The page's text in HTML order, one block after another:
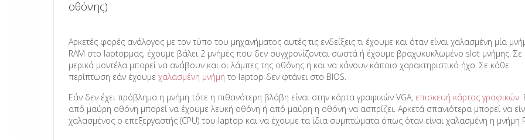
οθόνης)
Αρκετές φορές ανάλογος με τον τύπο του μηχανήματος αυτές τις ενδείξεις τι έχουμε και όταν είναι χαλασμένη μία
RAM στο laptopμας, έχουμε βάλει 2 μνήμες που δεν συγχρονίζονται σωστά ή έχουμε βραχυκυκλωμένο slot μνήμης. Σε
μερικά μοντέλα μπορεί να ανάβουν και οι λάμπες της οθόνης ή και να κάνουν κάποιο χαρακτηριστικό ήχο. Σε κάθε
περίπτωση εάν έχουμε χαλασμένη μνήμη το laptop δεν φτάνει στο BIOS.
Εάν δεν έχει πρόβλημα η μνήμη τότε η πιθανότερη βλάβη είναι στην κάρτα γραφικών VGA, επισκευή κάρτας γραφικών.
από μαύρη οθόνη μπορεί να έχουμε λευκή οθόνη ή από μαύρη η οθόνη να ασπρίζει. Αρκετά σπανιότερα μπορεί να
χαλασμένος ο επεξεργαστής (CPU) του laptop και να έχουμε τα ίδια συμπτώματα όπως όταν είναι χαλασμένη η μνήμη